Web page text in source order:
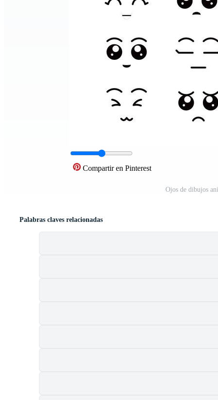
Compartir en Pinterest
Ojos de dibujos
Palabras claves relacionadas